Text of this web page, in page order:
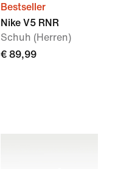
Bestseller
Nike V5 RNR
Schuh (Herren)
€ 89,99